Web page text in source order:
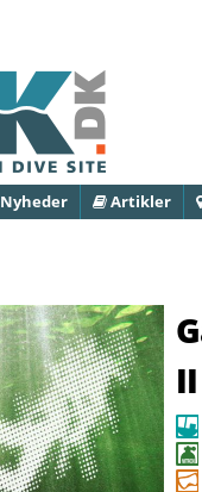
Nyheder Artikler